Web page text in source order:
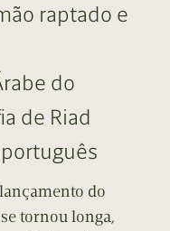
raptado e
do
de Riad
do
tornou longa,